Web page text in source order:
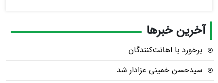
آخرین خبرها
برخورد با اهانت‌کنندگان
سیدحسن خمینی عزادار شد